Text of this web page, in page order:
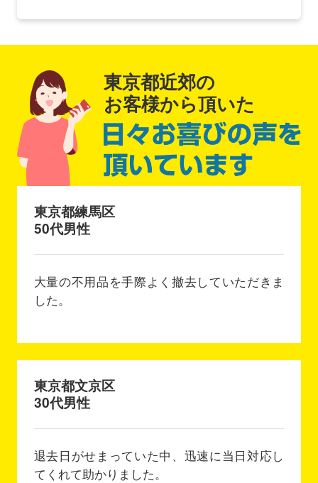
東京都近郊の
お客様から頂いた
東京都練馬区
50代男性
大量の不用品を手際よく撤去していただきま
した。
東京都文京区
30代男性
退去日がせまっていた中、迅速に当日対応し
てくれて助かりました。